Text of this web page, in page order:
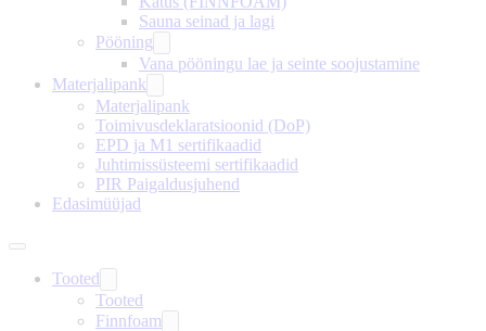
Sauna seinad ja lagi
Pööning
Vana pööningu lae ja seinte soojustamine
Materjalipank
Materjalipank
Toimivusdeklaratsioonid (DoP)
EPD ja M1 sertifikaadid
Juhtimissüsteemi sertifikaadid
PIR Paigaldusjuhend
Edasimüüjad
Tooted
Tooted
Finnfoam